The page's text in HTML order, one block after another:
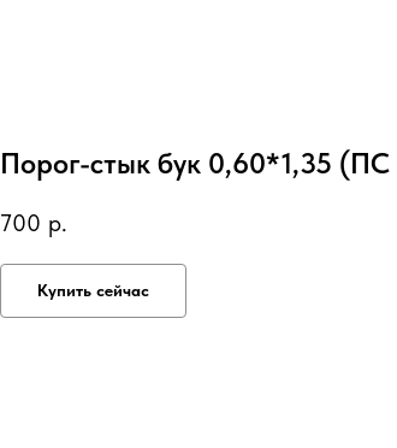
Порог-стык бук 0,60*1,35 (ПС
700 р.
Купить сейчас